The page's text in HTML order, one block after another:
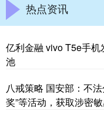
热点资讯
亿利金融 vivo T5e手
池
八戒策略 国安部：不
奖”等活动，获取涉密